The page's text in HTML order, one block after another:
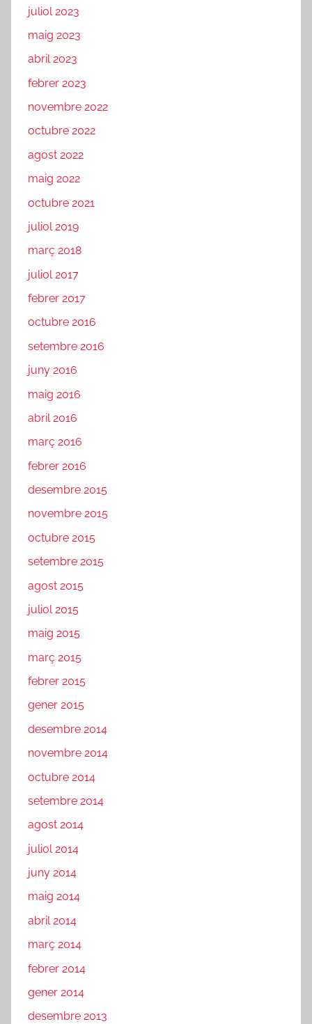
juliol 2023
maig 2023
abril 2023
febrer 2023
novembre 2022
octubre 2022
agost 2022
maig 2022
octubre 2021
juliol 2019
març 2018
juliol 2017
febrer 2017
octubre 2016
setembre 2016
juny 2016
maig 2016
abril 2016
març 2016
febrer 2016
desembre 2015
novembre 2015
octubre 2015
setembre 2015
agost 2015
juliol 2015
maig 2015
març 2015
febrer 2015
gener 2015
desembre 2014
novembre 2014
octubre 2014
setembre 2014
agost 2014
juliol 2014
juny 2014
maig 2014
abril 2014
març 2014
febrer 2014
gener 2014
desembre 2013